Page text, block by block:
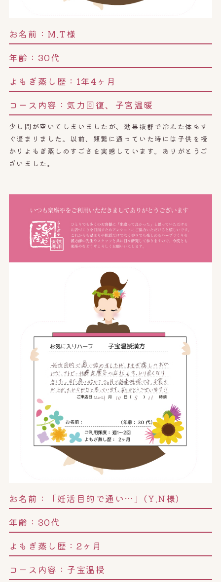
お名前： M.T様
年齢： 30代
よもぎ蒸し歴： 1年4ヶ月
コース内容： 気力回復、子宮温暖
少し間が空いてしまいましたが、効果抜群で冷えた体もす
ぐ暖まりました。以前、頻繁に通っていた時には子供を授
かりよもぎ蒸しのすごさを実感しています。ありがとうご
ざいました。
お名前：
「妊活目的で通い…」(Y.N様)
年齢： 30代
よもぎ蒸し歴： 2ヶ月
コース内容： 子宝温授